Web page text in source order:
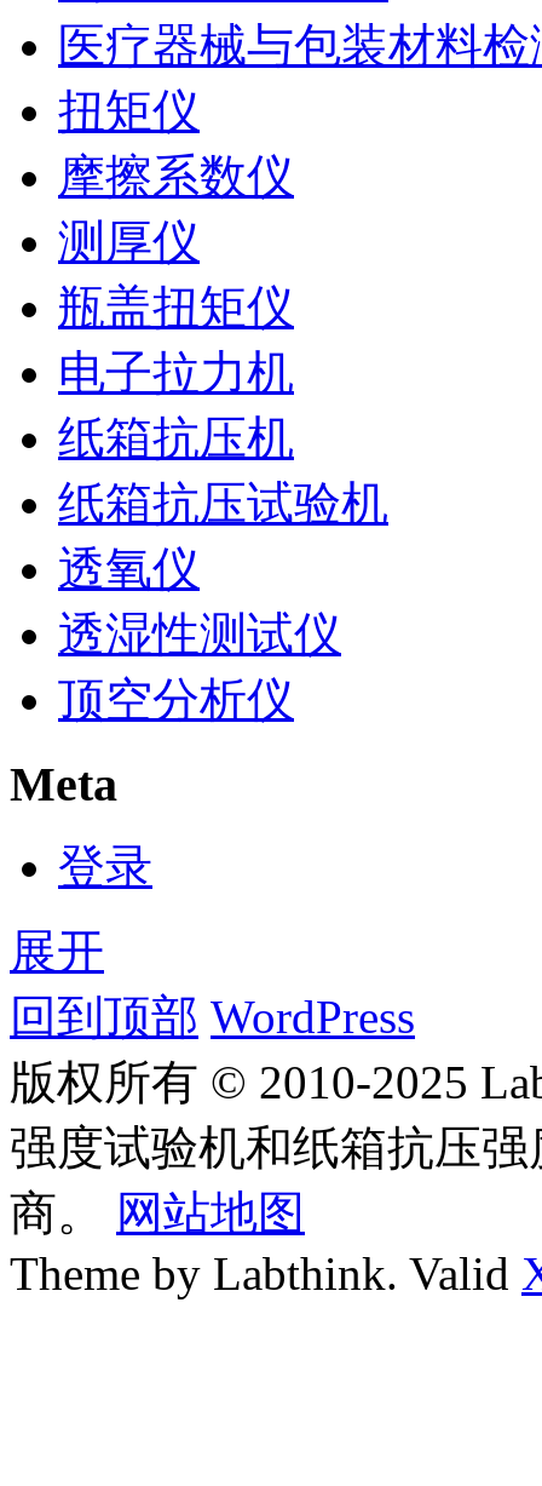
医疗器械与包装材料检
扭矩仪
摩擦系数仪
测厚仪
瓶盖扭矩仪
电子拉力机
纸箱抗压机
纸箱抗压试验机
透氧仪
透湿性测试仪
顶空分析仪
Meta
登录
展开
回到顶部 WordPress
版权所有 © 2010-2025
强度试验机和纸箱抗压
商。
网站地图
Theme by Labthink. Valid